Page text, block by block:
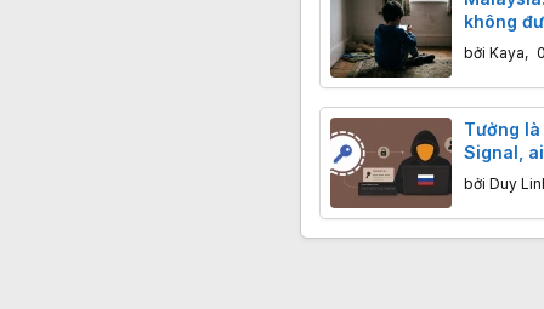
không
mạng xã
bởi Kaya,
Tưởng
Signal,
hacker
khoản
bởi Duy